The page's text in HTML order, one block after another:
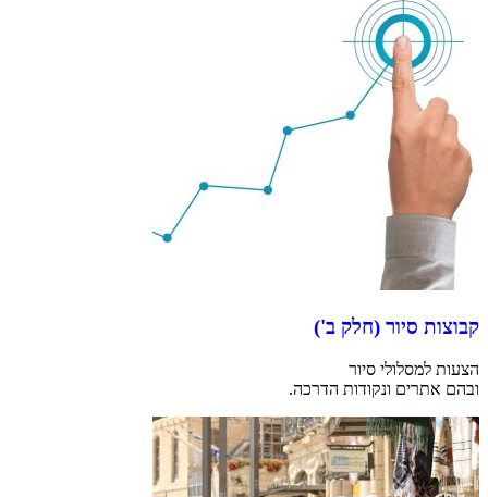
קבוצות סיור (חלק ב')
הצעות למסלולי סיור
ובהם אתרים ונקודות הדרכה.